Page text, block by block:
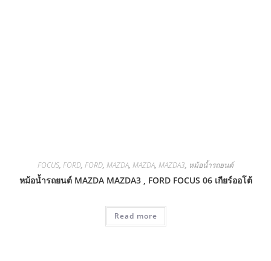
FOCUS, FORD, FORD, MAZDA, MAZDA, MAZDA3, หม้อน้ำรถยนต์
หม้อน้ำรถยนต์ MAZDA MAZDA3 , FORD FOCUS 06 เกียร์ออโต้
Read more